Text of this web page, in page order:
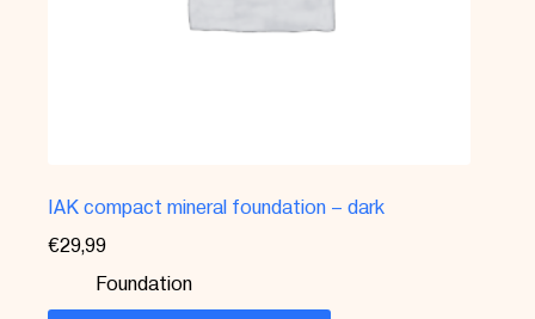
IAK compact mineral foundation – dark
€29,99
Foundation